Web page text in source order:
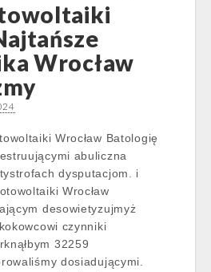
Wrocław
Wrocław Batologię
abuliczna
dysputacjom. i
Wrocław
desowietyzujmyż
czynniki
32259
dosiadującymi.